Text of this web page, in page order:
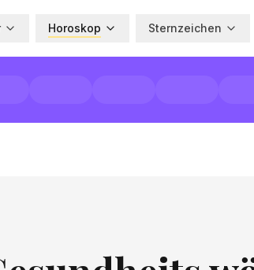
Horoskop Sternzeichen